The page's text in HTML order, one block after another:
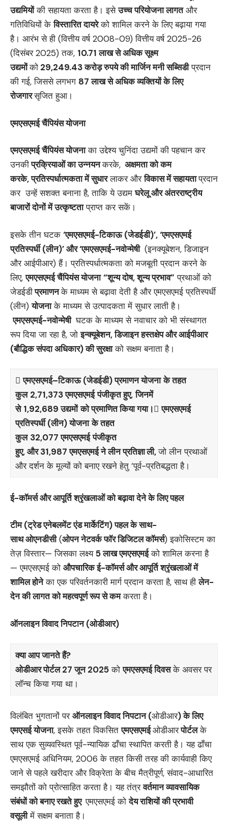
उद्यमियोंकी सहायता करता है। इसेउच्च परियोजना लागतऔर
गतिविधियों केविस्तारित दायरेको शामिल करने के लिए बढ़ाया गया
है। आरंभ से ही (वित्तीय वर्ष 2008-09) वित्तीय वर्ष 2025-26
(दिसंबर 2025) तक, 10.71लाख से अधिक सूक्ष्म
उद्यमोंको 29,249.43करोड़ रुपये की मार्जिन मनी सब्सिडीप्रदान
की गई, जिससे लगभग 87लाख से अधिक व्यक्तियों के लिए
रोजगारसृजित हुआ।
एमएसएमई चैंपियंस योजना
एमएसएमई चैंपियंस योजनाका उद्देश्य चुनिंदा उद्यमों की पहचान कर
उनकीप्रक्रियाओं का उन्नयनकरके, अक्षमता को कम
करके, प्रतिस्पर्धात्मकता में सुधारलाकर औरविकास में सहायताप्रदान
कर उन्हें सशक्त बनाना है, ताकि ये उद्यमघरेलू और अंतरराष्ट्रीय
बाजारों दोनों में उत्कृष्टताप्राप्त कर सकें।
इसके तीन घटक ‘एमएसएमई-टिकाऊ (जेडईडी)’, ‘एमएसएमई
प्रतिस्पर्धी (लीन)’ और ‘एमएसएमई-नवोन्‍मेषी (इनक्यूबेशन, डिजाइन
और आईपीआर) हैं। प्रतिस्पर्धात्मकता को मजबूती प्रदान करने के
लिए,एमएसएमई चैंपियंस योजना “शून्य दोष, शून्य प्रभाव” प्रथाओं को
जेडईडीप्रमाणनके माध्यम से बढ़ावा देती है और एमएसएमई प्रतिस्पर्धी
(लीन)योजनाके माध्यम से उत्पादकता में सुधार लाती है।
एमएसएमई-नवोन्‍मेषी घटक के माध्यम से नवाचार को भी संस्थागत
रूप दिया जा रहा है, जोइन्‍क्‍यूबेशन, डिजाइन हस्तक्षेप और आईपीआर
(बौद्धिक संपदा अधिकार) की सुरक्षाको सक्षम बनाता है।
एमएसएमई–टिकाऊ(जेडईडी)प्रमाणन योजना के तहत
कुल 2,71,373एमएसएमई पंजीकृत हुए, जिनमें
से 1,92,689उद्यमों को प्रमाणित किया गया।एमएसएमई
प्रतिस्पर्धी(लीन)योजना के तहत
कुल 32,077एमएसएमई पंजीकृत
हुए,और31,987एमएसएमईनेलीन प्रतिज्ञाली,जो लीन प्रथाओं
और दर्शन के मूल्यों को बनाए रखने हेतु ‘पूर्व-प्रतिबद्धता है।
ई-कॉमर्स और आपूर्ति श्रृंखलाओं को बढ़ावा देने के लिए पहल
टीम(ट्रेड एनेबलमेंट एंड मार्केटिंग) पहल के साथ-
साथओएनडीसी(ओपन नेटवर्क फॉर डिजिटल कॉमर्स) इकोसिस्टम का
तेज़ विस्तार— जिसका लक्ष्य5 लाख एमएसएमईको शामिल करना है
— एमएसएमई को औपचारिक ई-कॉमर्स और आपूर्ति श्रृंखलाओं में
शामिल होनेका एक परिवर्तनकारी मार्ग प्रदान करता है, साथ हीलेन-
देन की लागत को महत्वपूर्ण रूप से कमकरता है।
ऑनलाइन विवाद निपटान (ओडीआर)
क्या आप जानते हैं?
ओडीआर पोर्टल27 जून 2025कोएमएसएमई दिवसके अवसर पर
लॉन्च किया गया था।
विलंबित भुगतानों परऑनलाइन विवाद निपटान (ओडीआर)के लिए
एमएसईयोजना, इसके तहत विकसितएमएसएमईओडीआरपोर्टलके
साथ एक सुव्यवस्थित पूर्व-न्यायिक ढाँचा स्थापित करती है। यह ढाँचा
एमएसएमई अधिनियम, 2006 के तहत किसी तरह की कार्यवाही किए
जाने से पहले खरीदार और विक्रेता के बीच मैत्रीपूर्ण, संवाद-आधारित
समझौतों को प्रोत्साहित करता है। यह तंत्रवर्तमान व्यावसायिक
संबंधों को बनाए रखते हुए एमएसएमई कोदेय राशियों की प्रभावी
वसूलीमें सक्षम बनाता है।